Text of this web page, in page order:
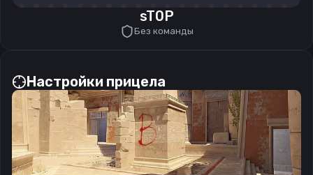
sT0P
Без команды
Настройки прицела